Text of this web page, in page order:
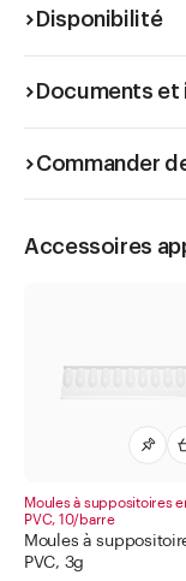
Disponibilité
Documents
Commander
Accessoires
Moules à suppositoires
PVC, 10/barre
Moules à
PVC, 3g